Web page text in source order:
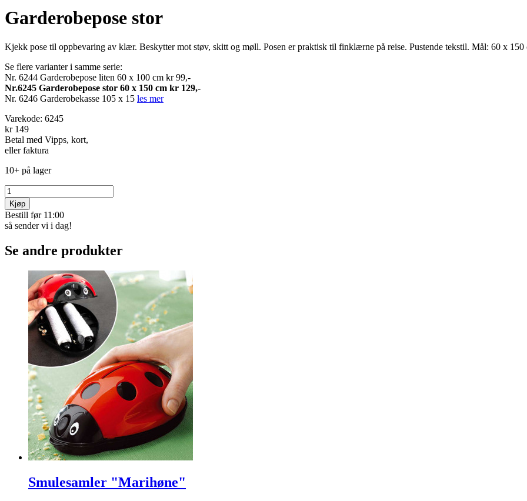
Garderobepose stor
Kjekk pose til opp­bevaring av klær. Beskytter mot støv, skitt og møll. Posen er praktisk til finklærne på reise. Pustende tekstil. Mål: 60 x 150
Se flere varianter i samme serie:
Nr. 6244 Garderobepose liten 60 x 100 cm kr 99,-
Nr.6245 Garderobepose stor 60 x 150 cm kr 129,-
Nr. 6246 Garderobekasse 105 x 15 les mer
Varekode: 6245
kr 149
Betal med Vipps, kort,
eller faktura
10+ på lager
Kjøp
Bestill før 11:00
så sender vi i dag!
Se andre produkter
Smulesamler "Marihøne"